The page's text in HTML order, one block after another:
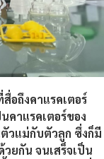
สื่อถึงคาแรคเตอร์
คาแรคเตอร์ของ
วแม่กับตัวลูก ซึ่งก็มี
ยกัน จนเสร็จเป็น